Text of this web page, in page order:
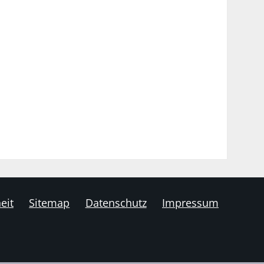
Sitemap Datenschutz Impressum